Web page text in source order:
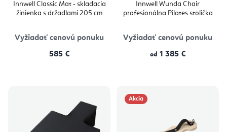
Innwell Classic Mat - skladacia
žinienka s držadlami 205 cm
Vyžiadať cenovú ponuku
585 €
Innwell Wunda Chair
profesionálna Pilates stolička
Vyžiadať cenovú ponuku
od 1 385 €
Akcia